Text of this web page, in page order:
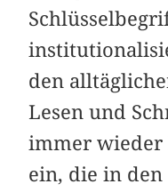
den
Lesen und
immer wieder
ein, die in den